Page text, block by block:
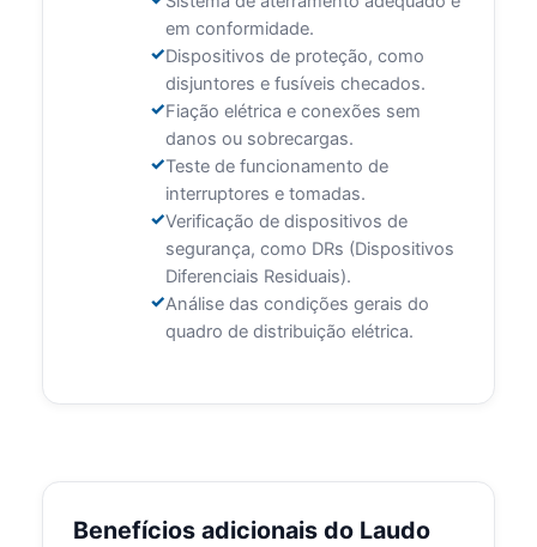
em conformidade.
Dispositivos de proteção, como
disjuntores e fusíveis checados.
Fiação elétrica e conexões sem
danos ou sobrecargas.
Teste de funcionamento de
interruptores e tomadas.
Verificação de dispositivos de
segurança, como DRs (Dispositivos
Diferenciais Residuais).
Análise das condições gerais do
quadro de distribuição elétrica.
Benefícios adicionais do Laudo